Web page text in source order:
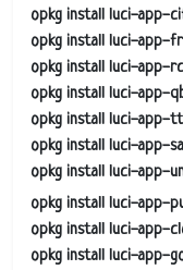
opkg install luci-app-
opkg install luci-app-
opkg install luci-app-
opkg install luci-app-
opkg install luci-app-
opkg install luci-app-
opkg install luci-app-
opkg install luci-app-
opkg install luci-app-
opkg install luci-app-